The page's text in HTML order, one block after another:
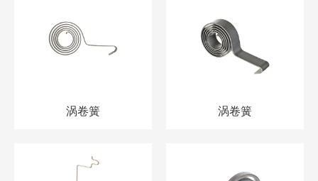
涡卷簧 涡卷簧